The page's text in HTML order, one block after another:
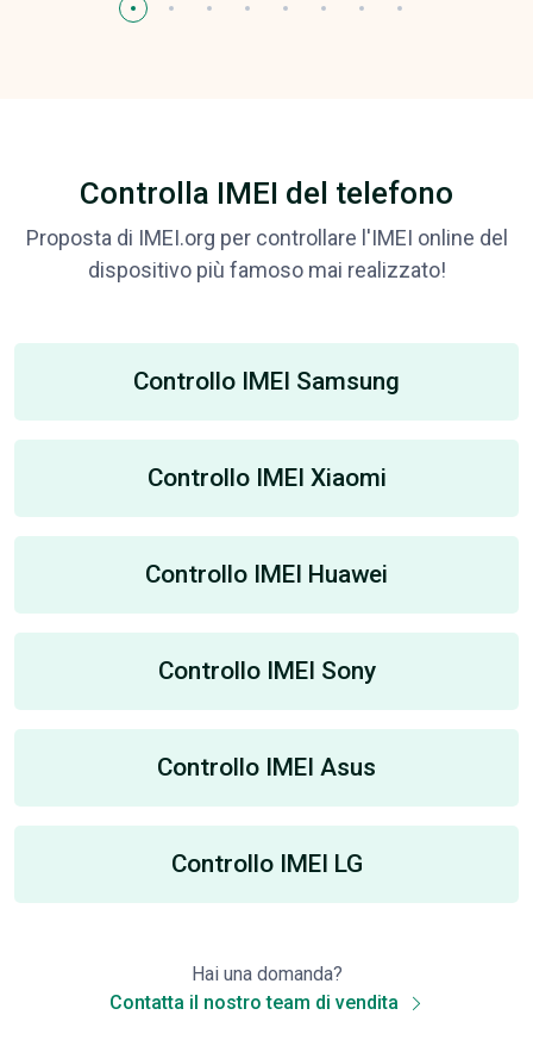
Controlla IMEI del telefono
Proposta di IMEI.org per controllare l'IMEI online del
dispositivo più famoso mai realizzato!
Controllo IMEI Samsung
Controllo IMEI Xiaomi
Controllo IMEI Huawei
Controllo IMEI Sony
Controllo IMEI Asus
Controllo IMEI LG
Hai una domanda?
Contatta il nostro team di vendita